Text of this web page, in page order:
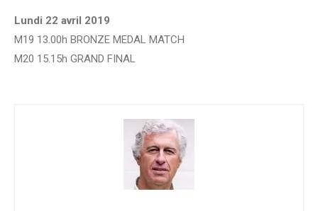
Lundi 22 avril 2019
M19 13.00h BRONZE MEDAL MATCH
M20 15.15h GRAND FINAL